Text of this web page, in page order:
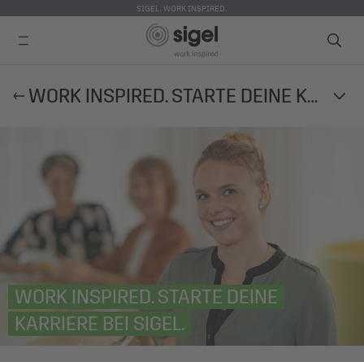
zum
SIGEL. WORK INSPIRED.
WORK INSPIRED. STARTE DEINE KARRIERE BEI SIGEL.
WORK INSPIRED. STARTE DEINE
KARRIERE BEI SIGEL.